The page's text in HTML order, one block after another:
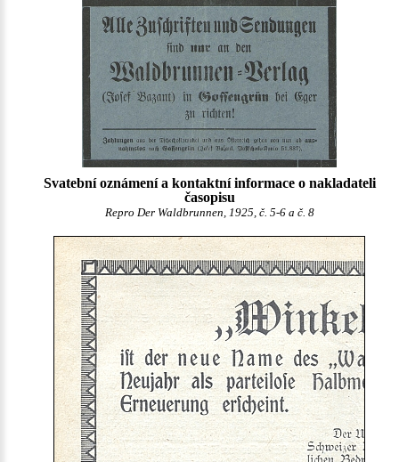
Svatební oznámení a kontaktní informace o nakladateli
časopisu
Repro Der Waldbrunnen, 1925, č. 5-6 a č. 8